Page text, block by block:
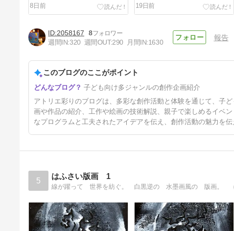
8日前
19日前
夏のひまわりを透明水彩で
29日前
2058167
8
週間IN:320 週間OUT:290 月間IN:1630
報告
このブログのここがポイント
子ども向け多ジャンルの創作企画紹介
アトリエ彩りのブログは、多彩な創作活動と体験を通じて、子
画や作品の紹介、工作や絵画の技術解説、親子で楽しめるイベ
なプログラムと工夫されたアイデアを伝え、創作活動の魅力を伝
5 はふさい版画 1
線が躍って 世界を紡ぐ。 白黒逆の 水墨画風の 版画。